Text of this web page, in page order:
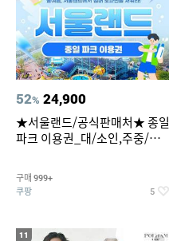
52% 24,900
★서울랜드/공식판매처★ 종일
파크 이용권_대/소인,주중/주
구매 999+
쿠팡 5
11